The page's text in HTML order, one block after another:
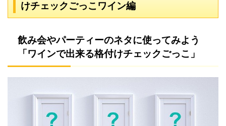
けチェックごっこワイン編
飲み会やパーティーのネタに使ってみよう
「ワインで出来る格付けチェックごっこ」